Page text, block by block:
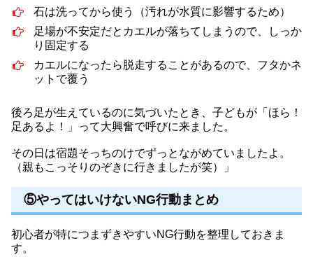
石は洗ってから使う（汚れが水質に影響するため）
足場が不安定だとカエルが落ちてしまうので、しっか
り固定する
カエルになったら脱走することがあるので、フタかネ
ットで覆う
後ろ足が生えているのに気づいたとき、子どもが「ほら！
足あるよ！」って大興奮で呼びに来ました。
その日は宿題そっちのけでずっとながめていましたよ。
（親もこっそりのぞきに行きましたが笑）」
⑤やってはいけないNG行動まとめ
初心者が特につまずきやすいNG行動を整理しておきま
す。